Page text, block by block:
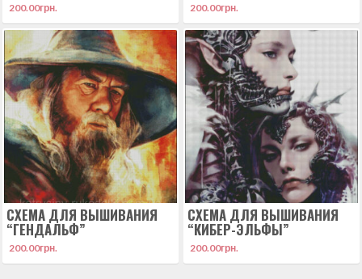
200.00грн. 200.00грн.
СХЕМА ДЛЯ ВЫШИВАНИЯ
“ГЕНДАЛЬФ”
200.00грн.
СХЕМА ДЛЯ ВЫШИВАНИЯ
“КИБЕР-ЭЛЬФЫ”
200.00грн.